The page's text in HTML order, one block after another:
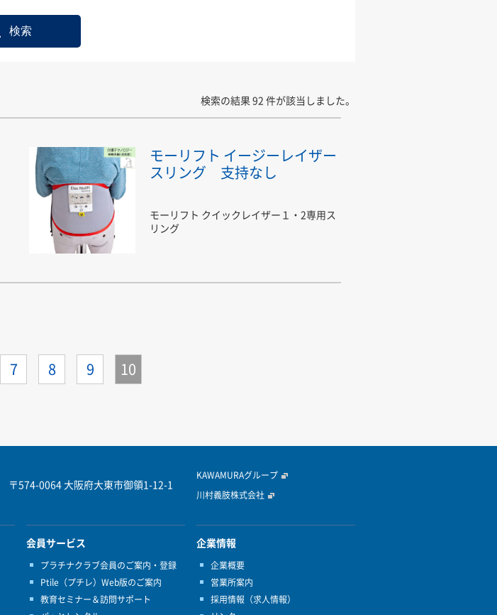
検索の結果 92 件が該当しました。
モーリフト イージーレイザー
スリング 支持なし
モーリフト クイックレイザー１・2専用ス
リング
7 8 9 10
〒574-0064 大阪府大東市御領1-12-1
KAWAMURAグループ
川村義肢株式会社
会員サービス
プラチナクラブ会員のご案内・登録
Ptile（プチレ）Web版のご案内
教育セミナー＆訪問サポート
企業情報
企業概要
営業所案内
採用情報（求人情報）